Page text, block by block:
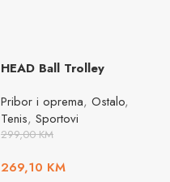
HEAD Ball Trolley
Pribor i oprema, Ostalo,
Tenis, Sportovi
299,00KM
269,10 KM